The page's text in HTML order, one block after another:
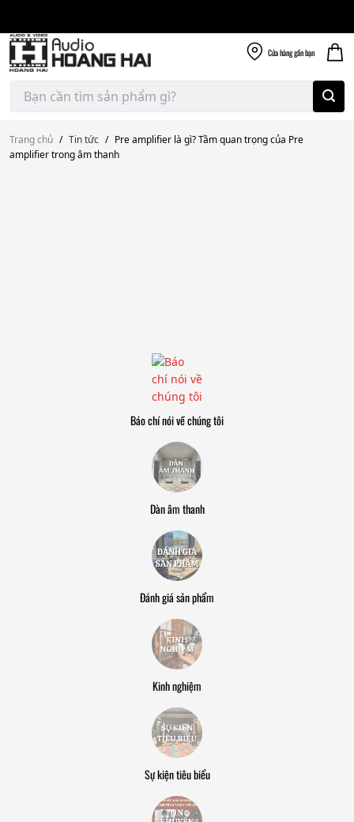
content
Cửa hànggần bạn
Tìm
kiếm:
Trang chủ / Tin tức / Pre amplifier là gì? Tầm quan trọng của Pre
amplifier trong âm thanh
Báo chí nói về chúng tôi
Dàn âm thanh
Đánh giá sản phẩm
Kinh nghiệm
Sự kiện tiêu biểu